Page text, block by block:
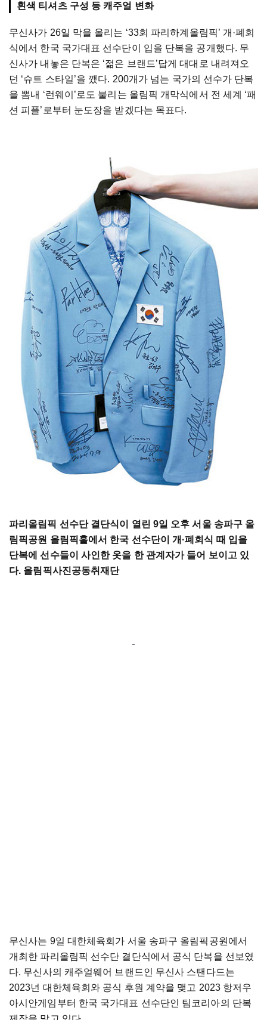
흰색 티셔츠 구성 등 캐주얼 변화
무신사가 26일 막을 올리는 ‘33회 파리하계올림픽’ 개·폐회
식에서 한국 국가대표 선수단이 입을 단복을 공개했다. 무
신사가 내놓은 단복은 ‘젊은 브랜드’답게 대대로 내려져오
던 ‘슈트 스타일’을 깼다. 200개가 넘는 국가의 선수가 단복
을 뽐내 ‘런웨이’로도 불리는 올림픽 개막식에서 전 세계 ‘패
션 피플’로부터 눈도장을 받겠다는 목표다.
파리올림픽 선수단 결단식이 열린 9일 오후 서울 송파구 올
림픽공원 올림픽홀에서 한국 선수단이 개·폐회식 때 입을
단복에 선수들이 사인한 옷을 한 관계자가 들어 보이고 있
다. 올림픽사진공동취재단
무신사는 9일 대한체육회가 서울 송파구 올림픽공원에서
개최한 파리올림픽 선수단 결단식에서 공식 단복을 선보였
다. 무신사의 캐주얼웨어 브랜드인 무신사 스탠다드는
2023년 대한체육회와 공식 후원 계약을 맺고 2023 항저우
아시안게임부터 한국 국가대표 선수단인 팀코리아의 단복